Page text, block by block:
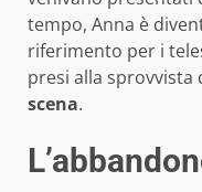
tempo, Anna è
riferimento per i
presi alla sprovvista
scena.